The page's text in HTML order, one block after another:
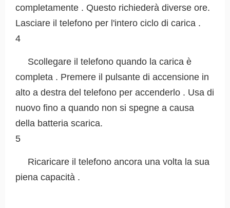
completamente . Questo richiederà diverse ore.
Lasciare il telefono per l'intero ciclo di carica .
4
Scollegare il telefono quando la carica è
completa . Premere il pulsante di accensione in
alto a destra del telefono per accenderlo . Usa di
nuovo fino a quando non si spegne a causa
della batteria scarica.
5
Ricaricare il telefono ancora una volta la sua
piena capacità .